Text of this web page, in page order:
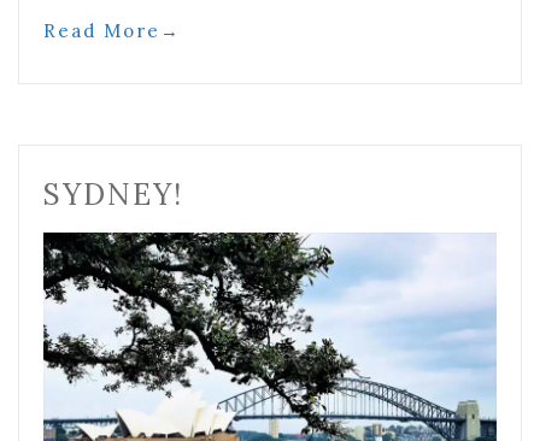
Read More →
SYDNEY!